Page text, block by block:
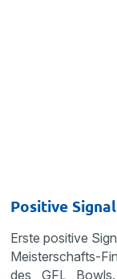
Positive
Erste positive
Meisterschafts-
des GFL